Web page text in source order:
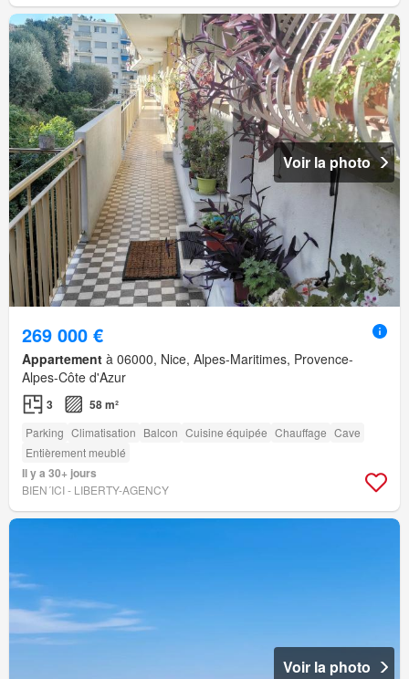
Voir la photo
269 000 €
Appartement à 06000, Nice, Alpes-Maritimes, Provence-
Alpes-Côte d'Azur
3 58 m²
Parking Climatisation Balcon Cuisine équipée Chauffage Cave
Entièrement meublé
Il y a 30+ jours
BIEN´ICI - LIBERTY-AGENCY
Voir la photo